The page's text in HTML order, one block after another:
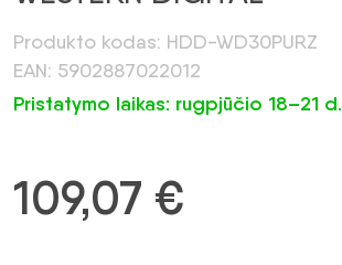
Produkto kodas: HDD-WD30PURZ
EAN: 5902887022012
Pristatymo laikas: rugpjūčio 18–21 d.
109,07 €